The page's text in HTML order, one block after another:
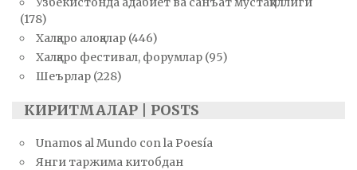
(178)
Халқаро алоқалар (446)
Халқаро фестивал, форумлар (95)
Шеърлар (228)
КИРИТМАЛАР | POSTS
Unamos al Mundo con la Poesía
Янги таржима китобдан